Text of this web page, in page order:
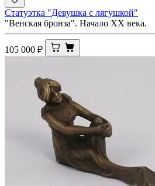
Статуэтка "Девушка с лягушкой"
"Венская бронза". Начало XX века.
105 000 ₽